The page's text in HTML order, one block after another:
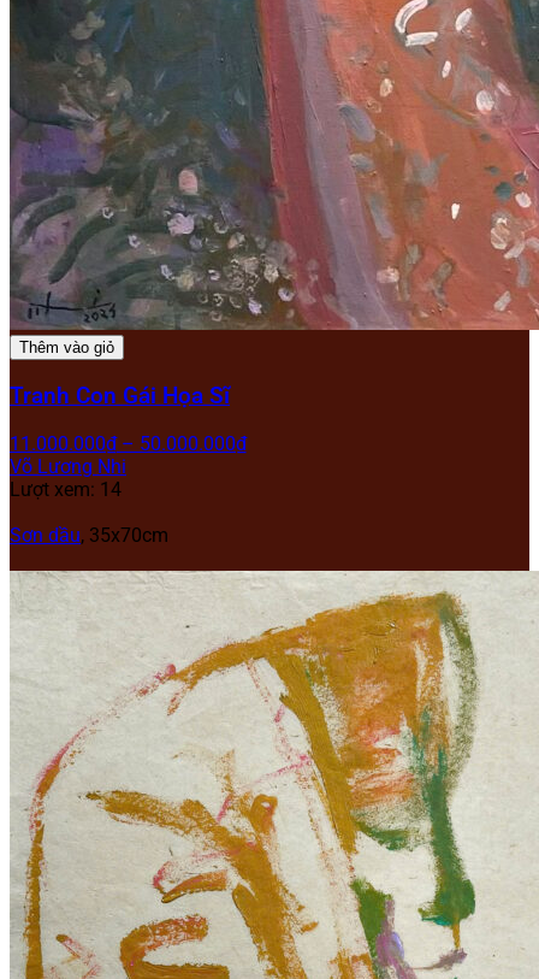
Thêm vào giỏ
Tranh Con Gái Họa Sĩ
11.000.000₫ – 50.000.000₫
Võ Lương Nhi
Lượt xem: 14
Sơn dầu, 35x70cm